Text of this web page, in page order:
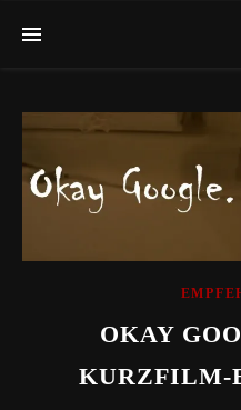
OKAY
KURZFILM-